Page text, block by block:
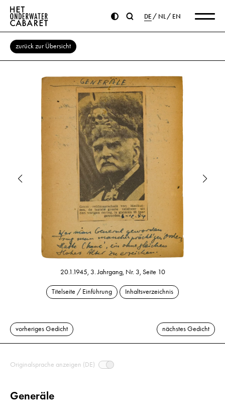
DE NL EN
zurück zur Übersicht
20.1.1945, 3. Jahrgang, Nr. 3, Seite 10
Titelseite / Einführung Inhaltsverzeichnis
vorheriges Gedicht nächstes Gedicht
Originalsprache anzeigen (DE)
Generäle